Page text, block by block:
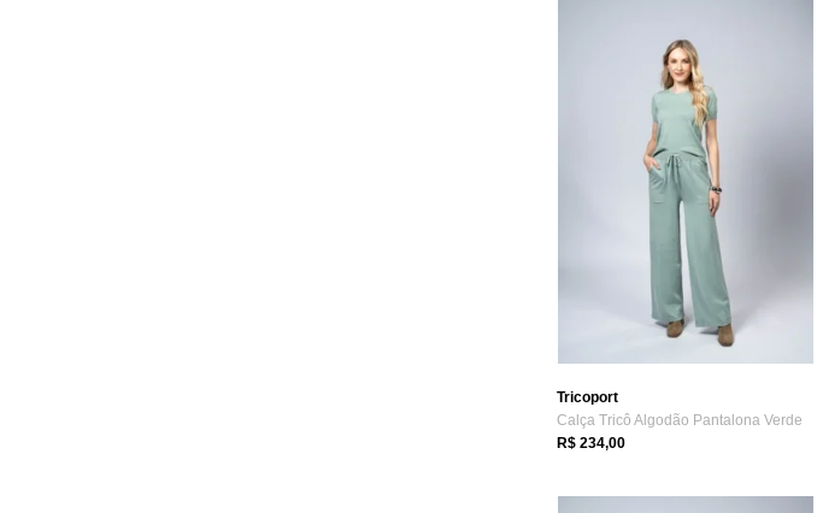
Tricoport
Calça Tricô Algodão Pantalona Verde
R$ 234,00